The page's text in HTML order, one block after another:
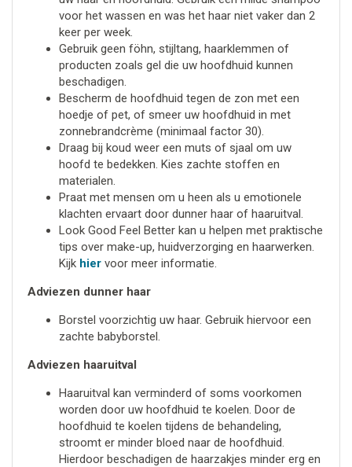
voor het wassen en was het haar niet vaker dan 2
keer per week.
Gebruik geen föhn, stijltang, haarklemmen of
producten zoals gel die uw hoofdhuid kunnen
beschadigen.
Bescherm de hoofdhuid tegen de zon met een
hoedje of pet, of smeer uw hoofdhuid in met
zonnebrandcrème (minimaal factor 30).
Draag bij koud weer een muts of sjaal om uw
hoofd te bedekken. Kies zachte stoffen en
materialen.
Praat met mensen om u heen als u emotionele
klachten ervaart door dunner haar of haaruitval.
Look Good Feel Better kan u helpen met praktische
tips over make-up, huidverzorging en haarwerken.
Kijk hiervoor meer informatie.
Adviezen dunner haar
Borstel voorzichtig uw haar. Gebruik hiervoor een
zachte babyborstel.
Adviezen haaruitval
Haaruitval kan verminderd of soms voorkomen
worden door uw hoofdhuid te koelen. Door de
hoofdhuid te koelen tijdens de behandeling,
stroomt er minder bloed naar de hoofdhuid.
Hierdoor beschadigen de haarzakjes minder erg en